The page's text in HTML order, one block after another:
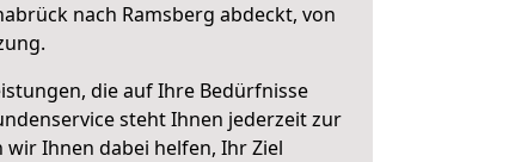
nach Ramsberg abdeckt, von
die auf Ihre Bedürfnisse
steht Ihnen jederzeit zur
Ihnen dabei helfen, Ihr Ziel